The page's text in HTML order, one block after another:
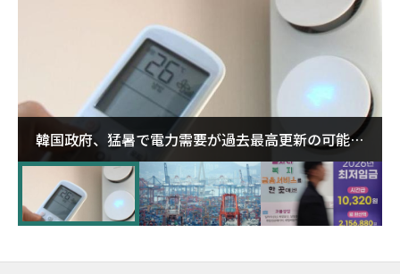
韓国政府、猛暑で電力需要が過去最高更新の可能性
に需給対応体制を点検